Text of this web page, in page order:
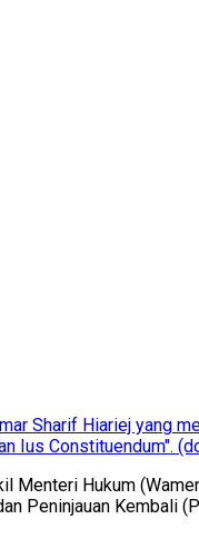
Sharif Hiariej yang
Ius Constituendum".
Menteri Hukum
Peninjauan Kembali